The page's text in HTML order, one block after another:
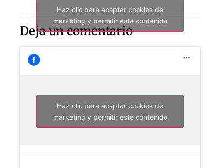
Haz clic para aceptar cookies de
marketing y permitir este contenido
Deja un comentario
Haz clic para aceptar cookies de
marketing y permitir este contenido